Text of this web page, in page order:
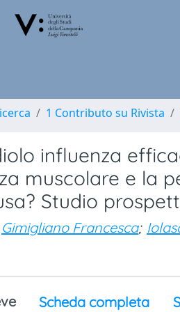
1 Contributo su Rivista
influenza
muscolare e la
Studio
Gimigliano Francesca;
Scheda completa